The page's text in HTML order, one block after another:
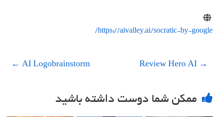
https://aivalley.ai/socratic-by-google/
→
Review Hero AI
AI Logobrainstorm
←
ممکن شما دوست داشته باشید